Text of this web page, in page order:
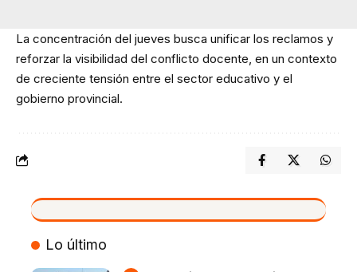
La concentración del jueves busca unificar los reclamos y
reforzar la visibilidad del conflicto docente, en un contexto
de creciente tensión entre el sector educativo y el
gobierno provincial.
VIVO
Lo último